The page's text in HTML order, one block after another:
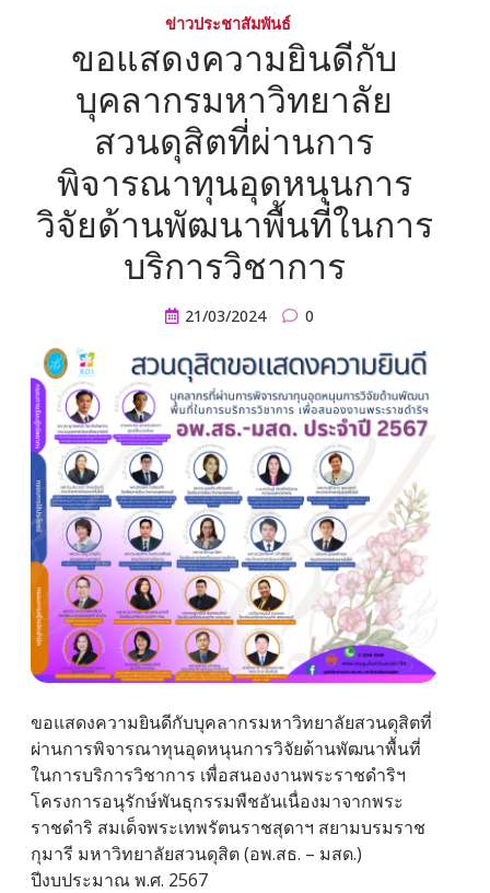
ข่าวประชาสัมพันธ์
ขอแสดงความยินดีกับ
บุคลากรมหาวิทยาลัย
สวนดุสิตที่ผ่านการ
พิจารณาทุนอุดหนุนการ
วิจัยด้านพัฒนาพื้นที่ในการ
บริการวิชาการ
21/03/2024 0
ขอแสดงความยินดีกับบุคลากรมหาวิทยาลัยสวนดุสิตที่
ผ่านการพิจารณาทุนอุดหนุนการวิจัยด้านพัฒนาพื้นที่
ในการบริการวิชาการ เพื่อสนองงานพระราชดำริฯ
โครงการอนุรักษ์พันธุกรรมพืชอันเนื่องมาจากพระ
ราชดำริ สมเด็จพระเทพรัตนราชสุดาฯ สยามบรมราช
กุมารี มหาวิทยาลัยสวนดุสิต (อพ.สธ. – มสด.)
ปีงบประมาณ พ.ศ. 2567